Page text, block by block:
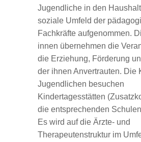
Jugendliche in den
soziale Umfeld der
Fachkräfte aufgenommen.
innen übernehmen die
die Erziehung, Förderung
der ihnen Anvertrauten. Die
Jugendlichen besuchen
Kindertagesstätten
die entsprechenden
Es wird auf die Ärzte- und
Therapeutenstruktur im